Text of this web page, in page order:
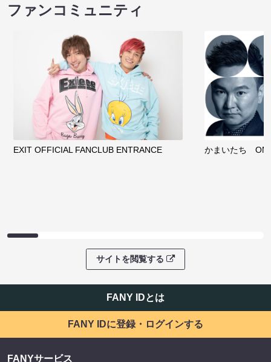
ファンコミュニティ
EXIT OFFICIAL FANCLUB ENTRANCE かまいたち
サイトを閲覧する
FANY IDとは
FANY IDに登録・ログインする
FANYサービス